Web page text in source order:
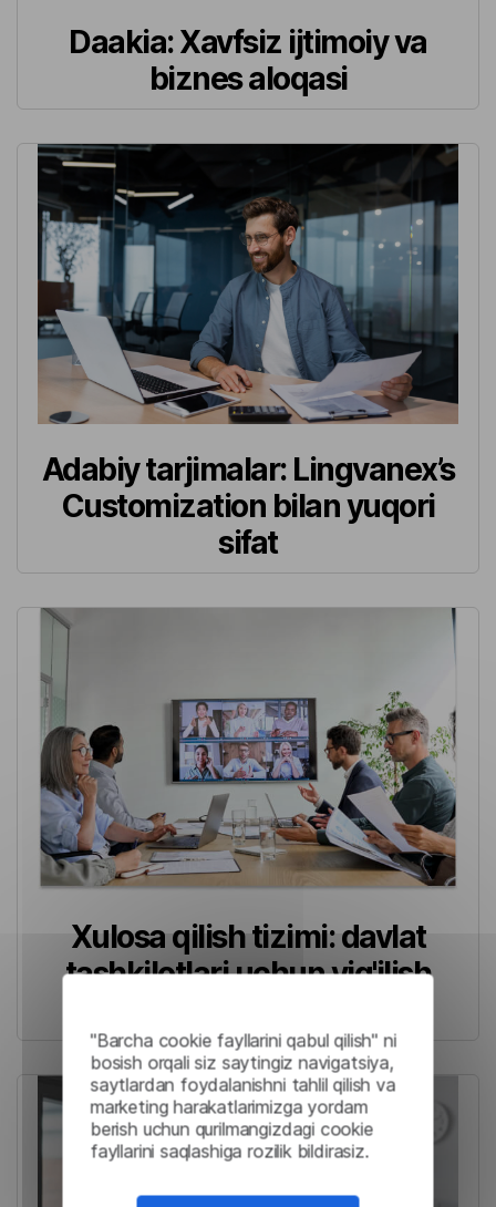
"Barcha cookie fayllarini qabul qilish" ni
bosish orqali siz saytingiz navigatsiya,
saytlardan foydalanishni tahlil qilish va
marketing harakatlarimizga yordam
berish uchun qurilmangizdagi cookie
fayllarini saqlashiga rozilik bildirasiz.
Daakia: Xavfsiz ijtimoiy va
biznes aloqasi
Adabiy tarjimalar: Lingvanex’s
Customization bilan yuqori
sifat
Xulosa qilish tizimi: davlat
tashkilotlari uchun yig'ilish